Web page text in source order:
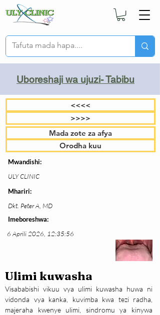
Uboreshaji wa ujuzi- Tabibu
<<<<
>>>>
Mada zote za afya
Orodha kuu
Mwandishi:
ULY CLINIC
Mhariri:
Dkt. Peter A, MD
Imeboreshwa:
6 Aprili 2026, 12:35:56
Ulimi kuwasha
Visababishi vikuu vya ulimi kuwasha huwa ni
vidonda vya kanka, kuvimba kwa tezi radha,
majeraha kwenye ulimi, sindromu ya kinywa